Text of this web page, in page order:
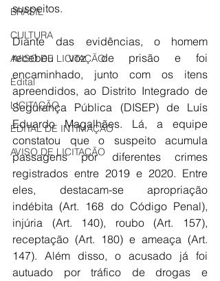
BRASIL
CULTURA
AVISO DE LICITAÇÃO
Edital
LICITAÇÃO
EDITAL DE INTIMAÇÃO
AVISO DE LICITAÇÃO
suspeitos.
Diante das evidências, o homem
recebeu voz de prisão e foi
encaminhado, junto com os itens
apreendidos, ao Distrito Integrado de
Segurança Pública (DISEP) de Luís
Eduardo Magalhães. Lá, a equipe
constatou que o suspeito acumula
passagens por diferentes crimes
registrados entre 2019 e 2020. Entre
eles, destacam-se apropriação
indébita (Art. 168 do Código Penal),
injúria (Art. 140), roubo (Art. 157),
receptação (Art. 180) e ameaça (Art.
147). Além disso, o acusado já foi
autuado por tráfico de drogas e